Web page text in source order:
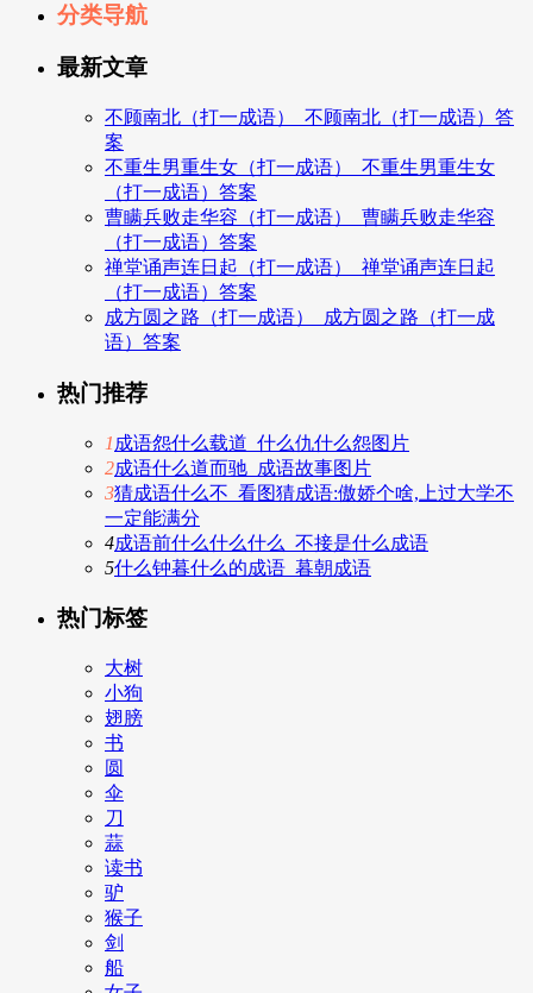
分类导航
最新文章
不顾南北（打一成语）_不顾南北（打一成语）答
案
不重生男重生女（打一成语）_不重生男重生女
（打一成语）答案
曹瞒兵败走华容（打一成语）_曹瞒兵败走华容
（打一成语）答案
禅堂诵声连日起（打一成语）_禅堂诵声连日起
（打一成语）答案
成方圆之路（打一成语）_成方圆之路（打一成
语）答案
热门推荐
1 成语怨什么载道_什么仇什么怨图片
2成语什么道而驰_成语故事图片
3猜成语什么不_看图猜成语:傲娇个啥,上过大学不
一定能满分
4成语前什么什么什么_不接是什么成语
5什么钟暮什么的成语_暮朝成语
热门标签
大树
小狗
翅膀
书
圆
伞
刀
蒜
读书
驴
猴子
剑
船